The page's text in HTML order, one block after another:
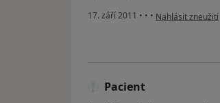
17. září 2011 • • • podle názoru
Nahlásit zneužití
Pacient